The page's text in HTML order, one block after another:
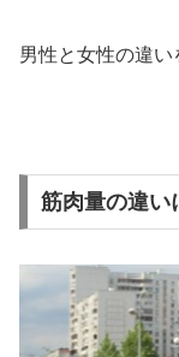
男性と女性の違い
筋肉量の違い